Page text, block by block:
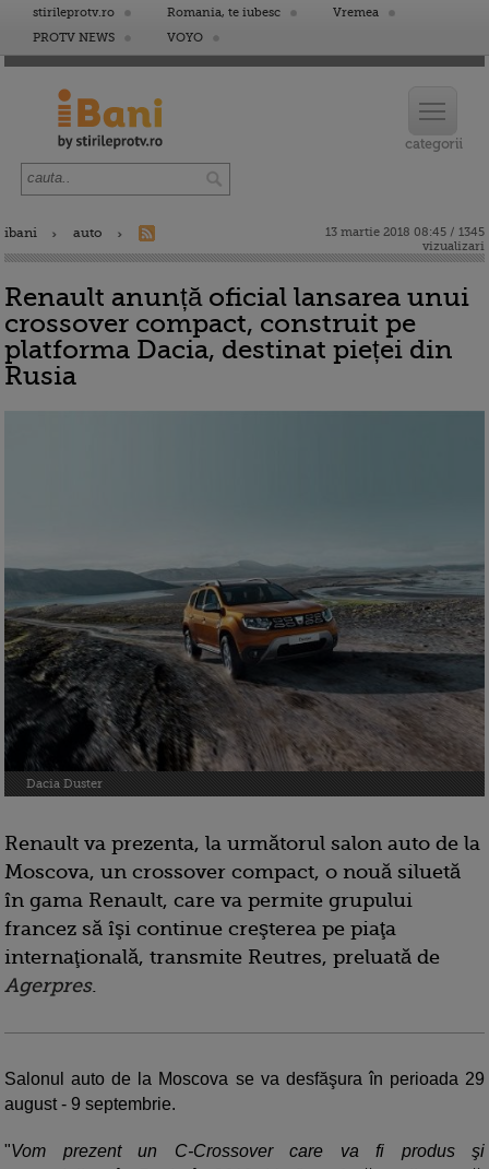
stirileprotv.ro Romania, te iubesc
Vremea
PROTV NEWS
VOYO
ibani auto
13 martie 2018 08:45 / 1345
vizualizari
Renault anunță oficial lansarea unui
crossover compact, construit pe
platforma Dacia, destinat pieței din
Rusia
Dacia Duster
Renault va prezenta, la următorul salon auto de la
Moscova, un crossover compact, o nouă siluetă
în gama Renault, care va permite grupului
francez să îşi continue creşterea pe piaţa
internaţională, transmite Reutres, preluată de
Agerpres.
Salonul auto de la Moscova se va desfăşura în perioada 29
august - 9 septembrie.
"Vom prezent un C-Crossover care va fi produs şi